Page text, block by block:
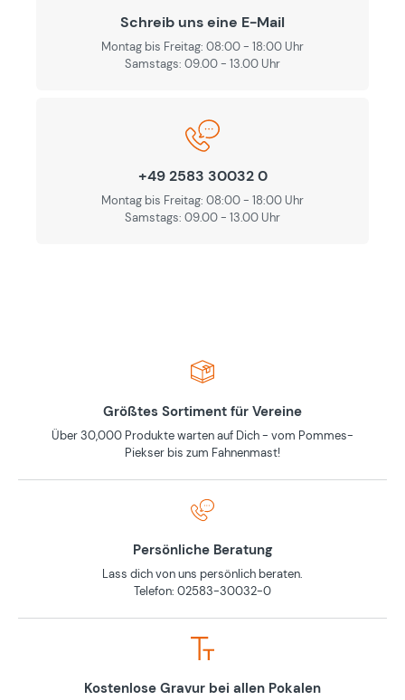
Schreib uns eine E-Mail
Montag bis Freitag: 08:00 - 18:00 Uhr
Samstags: 09.00 - 13.00 Uhr
+49 2583 30032 0
Montag bis Freitag: 08:00 - 18:00 Uhr
Samstags: 09.00 - 13.00 Uhr
Größtes Sortiment für Vereine
Über 30,000 Produkte warten auf Dich - vom Pommes-
Piekser bis zum Fahnenmast!
Persönliche Beratung
Lass dich von uns persönlich beraten.
Telefon: 02583-30032-0
Kostenlose Gravur bei allen Pokalen